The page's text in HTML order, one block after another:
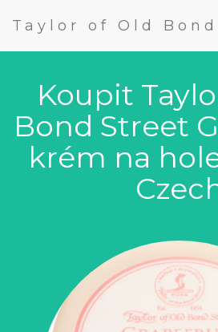
Taylor of Old
Koupit
Bond Street
krém na